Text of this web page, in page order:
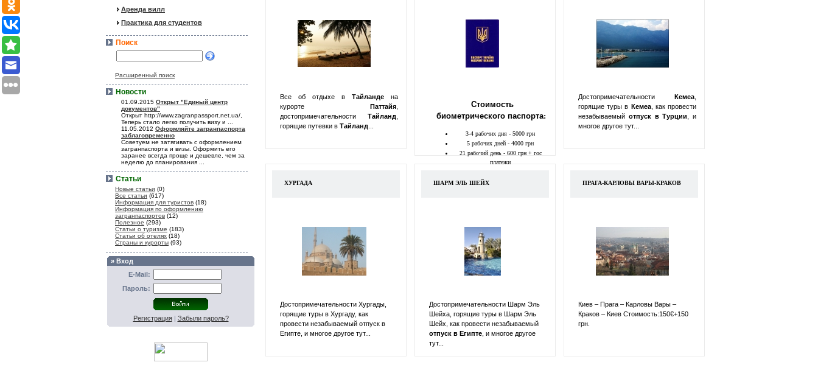
Аренда вилл
Практика для студентов
Поиск
Расширенный поиск
Новости
01.09.2015 Открыт "Единый центр
документов"
Открыт http://www.zagranpassport.net.ua/,
Теперь стало легко получить визу и ...
11.05.2012 Оформляйте загранпаспорта
заблаговременно
Советуем не затягивать с оформлением
загранпаспорта и визы. Оформить его
заранее всегда проще и дешевле, чем за
неделю до планирования ...
Статьи
Новые статьи (0)
Все статьи (617)
Информация для туристов (18)
Информация по оформлению
загранпаспортов (12)
Полезное (293)
Статьи о туризме (183)
Статьи об отелях (18)
Страны и курорты (93)
» Вход
E-Mail:
Пароль:
Регистрация| Забыли пароль?
Все об отдыхе в Тайланде на
курорте Паттайя
достопримечательности Тайланд
горящие путевки в Тайланд
Стоимость
биометрического паспорта:
3-4 рабочих дня - 5000 грн
5 рабочих дней - 4000 грн
21 рабочий день - 600 грн + гос
платежи
Достопримечательности Кемеа
горящие туры в Кемеа, как провести
незабываемый отпуск в Турции
, и
многое другое тут...
ХУРГАДА
Достопримечательности Хургады,
горящие туры в Хургаду, как
провести незабываемый отпуск в
Египте, и многое другое тут...
ШАРМ ЭЛЬ ШЕЙХ
Достопримечательности Шарм Эль
Шейха, горящие туры в Шарм Эль
Шейх, как провести незабываемый
отпуск в Египте , и многое другое
тут...
ПРАГА-КАРЛОВЫ ВАРЫ-КРАКОВ
Киев – Прага – Карловы Вары –
Краков – Киев Стоимость:150€+150
грн.